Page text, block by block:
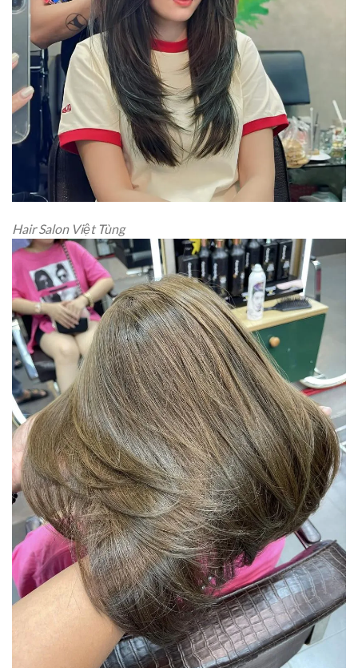
Hair Salon Việt Tùng